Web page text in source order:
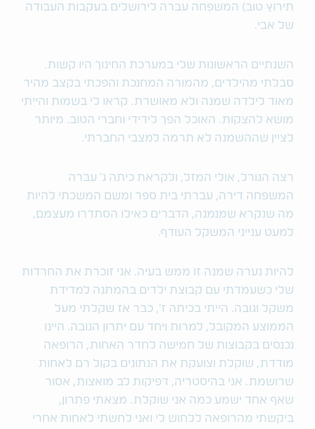
תירוץ טוב) המשפחה עברה לירושלים בעקבות העבודה
של אבי.
השנתיים הראשונות שלי במערכת החינוך היו קשות.
סבלתי מהילדים, מהמורה המחנכת והפכתי בקצב מהיר
מאוד לילדה שמנה ולא מאושרת. קראו לי בשמות והייתי
מושא להצקות. האוכל הפך לידידי וחברי הטוב. מיותר
לציין שההשמנה לא תרמה למצבי החברתי.
רצה הגורל, אולי המזל, ולקראת כיתה ג' עברה
המשפחה דירה, עברתי בית ספר ומשם המשכתי להיות
מה שנקרא שמנמנה, הדברים כאילו הסתדרו מעצמם,
למעט ענייני המשקל העודף.
להיות נערה שמנה זו ממש בעיה. אני זוכרת את החרדות
שלי כשעמדתי עם קבוצת ילדים בהמתנה למדידת
משקל וגובה. הייתי בכיתה ז', כבר אז שקלתי מעל
הממוצע המקובל, למרות ויחד עם יתרון הגובה. היינו
נכנסים בקבוצות של חמישה לחדר האחות, הרופאה
מודדת, שוקלת וצועקת את הנתונים בקול רם לאחות
שרושמת. אני בהיסטריה, דפיקות לב מואצות, אסור
שאף אחד ישמע כמה אני שוקלת. מצאתי פתרון,
ביקשתי מהרופאה ללחוש לי ואני לחשתי לאחות אחרי